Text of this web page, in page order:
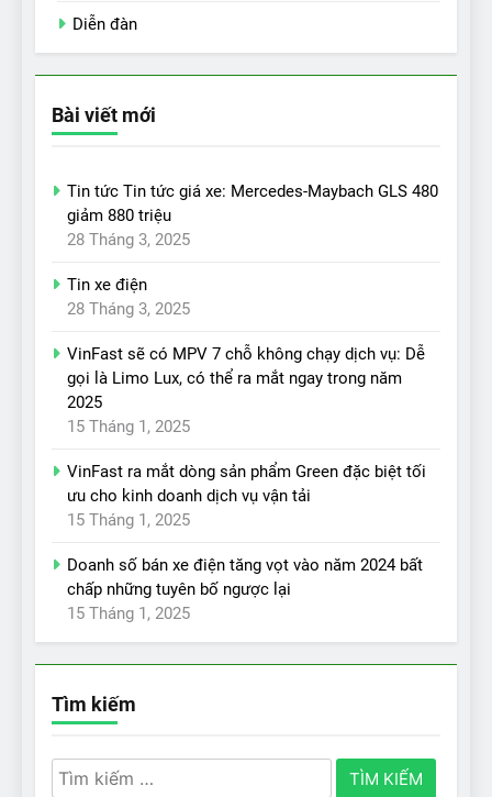
Diễn đàn
Bài viết mới
Tin tức Tin tức giá xe: Mercedes-Maybach GLS 480
giảm 880 triệu
28 Tháng 3, 2025
Tin xe điện
28 Tháng 3, 2025
VinFast sẽ có MPV 7 chỗ không chạy dịch vụ: Dễ
gọi là Limo Lux, có thể ra mắt ngay trong năm
2025
15 Tháng 1, 2025
VinFast ra mắt dòng sản phẩm Green đặc biệt tối
ưu cho kinh doanh dịch vụ vận tải
15 Tháng 1, 2025
Doanh số bán xe điện tăng vọt vào năm 2024 bất
chấp những tuyên bố ngược lại
15 Tháng 1, 2025
Tìm kiếm
Tìm